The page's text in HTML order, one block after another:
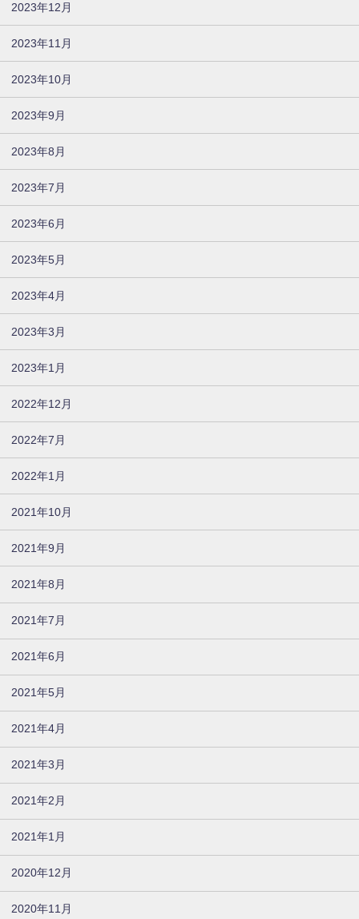
2023年12月
2023年11月
2023年10月
2023年9月
2023年8月
2023年7月
2023年6月
2023年5月
2023年4月
2023年3月
2023年1月
2022年12月
2022年7月
2022年1月
2021年10月
2021年9月
2021年8月
2021年7月
2021年6月
2021年5月
2021年4月
2021年3月
2021年2月
2021年1月
2020年12月
2020年11月